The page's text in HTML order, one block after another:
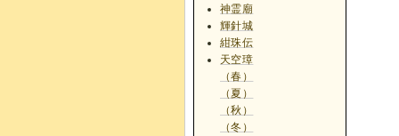
神霊廟
輝針城
紺珠伝
天空璋
（春）
（夏）
（秋）
（冬）